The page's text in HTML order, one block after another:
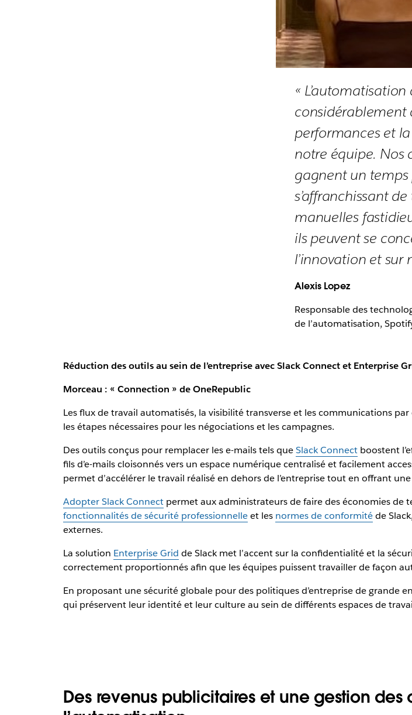
« L’automatisation
considérablement
performances et
notre équipe. Nos
gagnent un temps
s’affranchissant
manuelles
ils peuvent se
l’innovation et sur
Alexis Lopez
Responsable des
de l’automatisation,
Réduction des outils au sein de l’entreprise avec Slack Connect et Enterprise
Morceau : « Connection » de OneRepublic
Les flux de travail automatisés, la visibilité transverse et les communications
les étapes nécessaires pour les négociations et les campagnes.
Des outils conçus pour remplacer les e-mails tels queSlack Connectboostent
fils d’e-mails cloisonnés vers un espace numérique centralisé et facilement
permet d’accélérer le travail réalisé en dehors de l’entreprise tout en offrant
Adopter Slack Connectpermet aux administrateurs de faire des économies de
fonctionnalités de sécurité professionnelleet les normes de conformitéde
externes.
La solution Enterprise Grid de Slack met l’accent sur la confidentialité et la
correctement proportionnés afin que les équipes puissent travailler de façon
En proposant une sécurité globale pour des politiques d’entreprise de grande
qui préservent leur identité et leur culture au sein de différents espaces de
Des revenus publicitaires et une gestion